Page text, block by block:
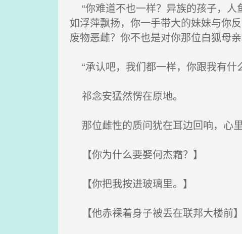
“你难道不也一样？异族的孩子，人
如浮萍飘扬，你一手带大的妹妹与你
废物恶雌？你不也是对你那位白狐母
“承认吧，我们都一样，你跟我有什
祁念安猛然愣在原地。
那位雌性的质问犹在耳边回响，心
【你为什么要娶何杰霜？】
【你把我按进玻璃里。】
【他赤裸着身子被丢在联邦大楼前】